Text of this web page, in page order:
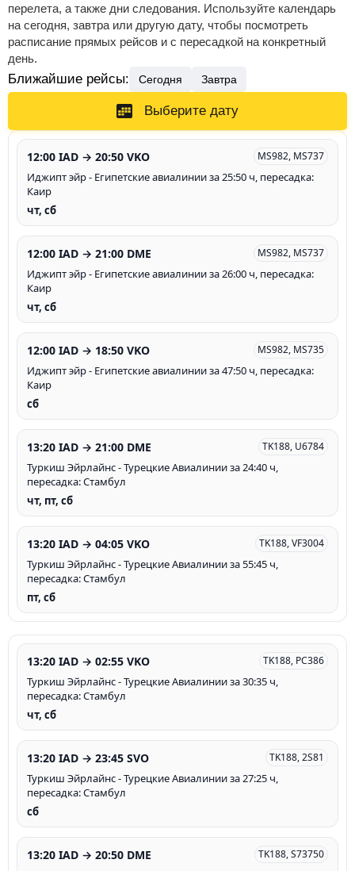
перелета, а также дни следования. Используйте календарь
на сегодня, завтра или другую дату, чтобы посмотреть
расписание прямых рейсов и с пересадкой на конкретный
день.
Ближайшие рейсы: Сегодня Завтра
Выберите дату
12:00 IAD → 20:50 VKO MS982, MS737
Иджипт эйр - Египетские авиалинии за 25:50 ч, пересадка:
Каир
чт, сб
12:00 IAD → 21:00 DME MS982, MS737
Иджипт эйр - Египетские авиалинии за 26:00 ч, пересадка:
Каир
чт, сб
12:00 IAD → 18:50 VKO MS982, MS735
Иджипт эйр - Египетские авиалинии за 47:50 ч, пересадка:
Каир
сб
13:20 IAD → 21:00 DME TK188, U6784
Туркиш Эйрлайнс - Турецкие Авиалинии за 24:40 ч,
пересадка: Стамбул
чт, пт, сб
13:20 IAD → 04:05 VKO TK188, VF3004
Туркиш Эйрлайнс - Турецкие Авиалинии за 55:45 ч,
пересадка: Стамбул
пт, сб
13:20 IAD → 02:55 VKO TK188, PC386
Туркиш Эйрлайнс - Турецкие Авиалинии за 30:35 ч,
пересадка: Стамбул
чт, сб
13:20 IAD → 23:45 SVO TK188, 2S81
Туркиш Эйрлайнс - Турецкие Авиалинии за 27:25 ч,
пересадка: Стамбул
сб
13:20 IAD → 20:50 DME TK188, S73750